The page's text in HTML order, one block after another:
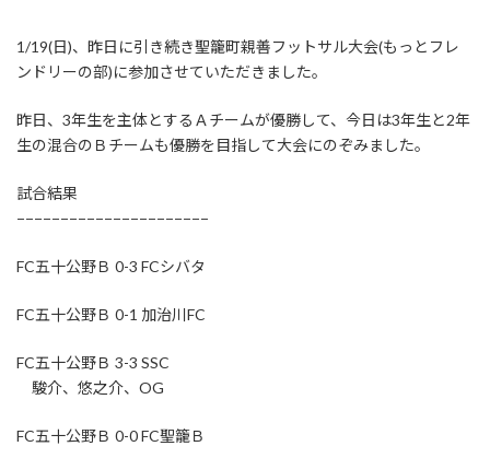
1/19(日)、昨日に引き続き聖籠町親善フットサル大会(もっとフレ
ンドリーの部)に参加させていただきました。
昨日、3年生を主体とするＡチームが優勝して、今日は3年生と2年
生の混合のＢチームも優勝を目指して大会にのぞみました。
試合結果
−−−−−−−−−−−−−−−−−−−−−−
FC五十公野Ｂ 0-3 FCシバタ
FC五十公野Ｂ 0-1 加治川FC
FC五十公野Ｂ 3-3 SSC
駿介、悠之介、OG
FC五十公野Ｂ 0-0 FC聖籠Ｂ